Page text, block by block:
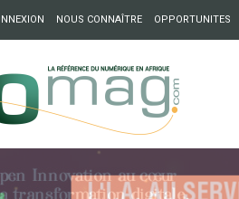
NOUS CONNAÎTRE OPPORTUNITES
Chapter54 pour créer des